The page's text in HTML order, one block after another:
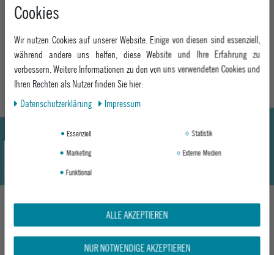
Hochwertiger Denim
Material: 98% Baumwolle, 2% Elasthan
MEHR INFORMATIONEN ZUM EU VERANTWORTLICHEN »
DAS KÖNNTE DIR AUCH GEFALLEN
Cookies
Wir nutzen Cookies auf unserer Website. Einige von diesen sind essenziell,
während andere uns helfen, diese Website und Ihre Erfahrung zu
verbessern. Weitere Informationen zu den von uns verwendeten Cookies und
Ihren Rechten als Nutzer finden Sie hier:
Daten­schutz­erklärung
Impressum
Essenziell
Statistik
Marketing
Externe Medien
Funktional
ALLE AKZEPTIEREN
NUR NOTWENDIGE AKZEPTIEREN